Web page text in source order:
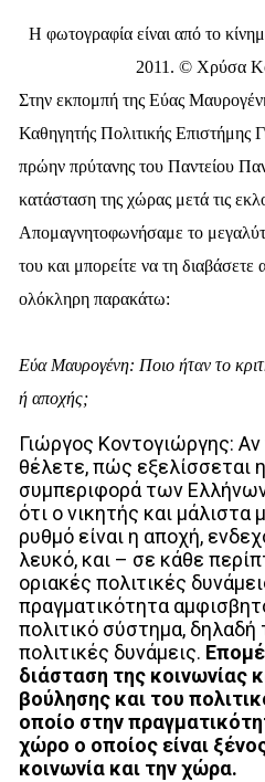
Η φωτογραφία είναι από το
2011. © Χρύσα
Στην εκπομπή της Εύας
Καθηγητής Πολιτικής Επιστήμης
πρώην πρύτανης του Παντείου
κατάσταση της χώρας μετά τις
Απομαγνητοφωνήσαμε το
του και μπορείτε να τη
ολόκληρη παρακάτω:
Εύα Μαυρογένη: Ποιο ήταν το
ή αποχής;
Γιώργος Κοντογιώργης:
θέλετε, πώς εξελίσσεται
συμπεριφορά των
ότι ο νικητής και
ρυθμό είναι η αποχή,
λευκό, και – σε κάθε
οριακές πολιτικές
πραγματικότητα
πολιτικό σύστημα,
πολιτικές δυνάμεις.
διάσταση της κοινωνίας
βούλησης και του
οποίο στην
χώρο ο οποίος είναι
κοινωνία και την χώρα.